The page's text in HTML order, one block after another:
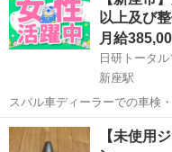
以上及び
月給
日研トータ
新座駅
スバル車ディーラーでの車検・点検・一般
備、有給休暇制度有、通勤交
支給、制服貸与 ※勤務先による 自動車整備士2級以上及び整備経
埼玉 新座市 新座駅
【未使用